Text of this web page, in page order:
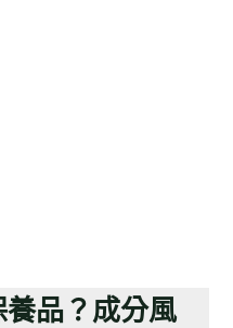
品？成分風